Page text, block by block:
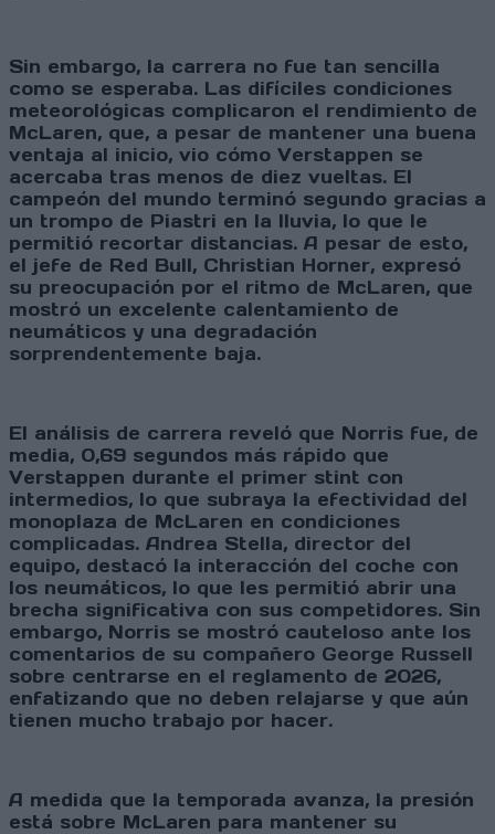
Sin embargo, la carrera no fue tan sencilla
como se esperaba. Las difíciles condiciones
meteorológicas complicaron el rendimiento de
McLaren, que, a pesar de mantener una buena
ventaja al inicio, vio cómo Verstappen se
acercaba tras menos de diez vueltas. El
campeón del mundo terminó segundo gracias a
un trompo de Piastri en la lluvia, lo que le
permitió recortar distancias. A pesar de esto,
el jefe de Red Bull, Christian Horner, expresó
su preocupación por el ritmo de McLaren, que
mostró un excelente calentamiento de
neumáticos y una degradación
sorprendentemente baja.
El análisis de carrera reveló que Norris fue, de
media, 0,69 segundos más rápido que
Verstappen durante el primer stint con
intermedios, lo que subraya la efectividad del
monoplaza de McLaren en condiciones
complicadas. Andrea Stella, director del
equipo, destacó la interacción del coche con
los neumáticos, lo que les permitió abrir una
brecha significativa con sus competidores. Sin
embargo, Norris se mostró cauteloso ante los
comentarios de su compañero George Russell
sobre centrarse en el reglamento de 2026,
enfatizando que no deben relajarse y que aún
tienen mucho trabajo por hacer.
A medida que la temporada avanza, la presión
está sobre McLaren para mantener su